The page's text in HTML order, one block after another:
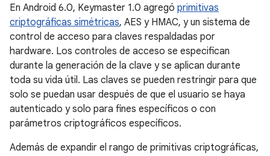
En Android 6.0, Keymaster 1.0 agregó primitivas
criptográficas simétricas, AES y HMAC, y un sistema de
control de acceso para claves respaldadas por
hardware. Los controles de acceso se especifican
durante la generación de la clave y se aplican durante
toda su vida útil. Las claves se pueden restringir para que
solo se puedan usar después de que el usuario se haya
autenticado y solo para fines específicos o con
parámetros criptográficos específicos.
Además de expandir el rango de primitivas criptográficas,